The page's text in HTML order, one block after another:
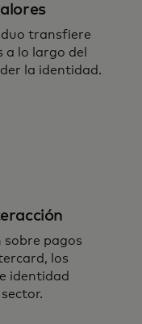
transfiere
lo largo del
la identidad.
sobre pagos
los
identidad